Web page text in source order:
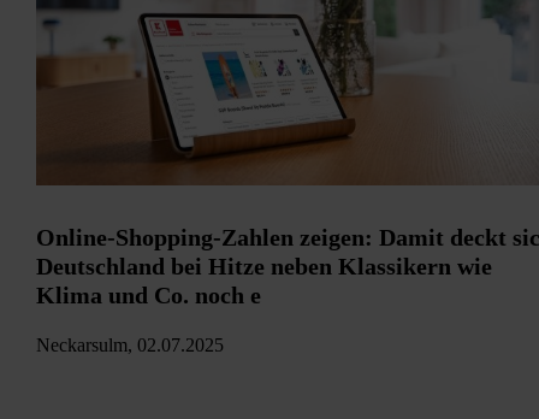
Online-Shopping-Zahlen zeigen: Damit deckt
Deutschland bei Hitze neben Klassikern wie
Klima und Co. noch e
Neckarsulm, 02.07.2025